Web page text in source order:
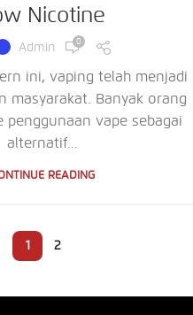
Nicotine
Admin 0
ini, vaping telah menjadi
masyarakat. Banyak orang
penggunaan vape sebagai
alternatif...
READING
1 2